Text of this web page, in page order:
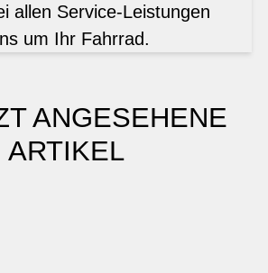
allen Service-Leistungen
um Ihr Fahrrad.
ANGESEHENE
ARTIKEL